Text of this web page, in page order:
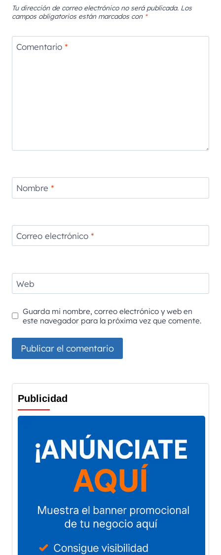
Tu dirección de correo electrónico no será publicada. Los
campos obligatorios están marcados con *
Comentario *
Nombre *
Correo electrónico *
Web
Guarda mi nombre, correo electrónico y web en
este navegador para la próxima vez que comente.
Publicidad